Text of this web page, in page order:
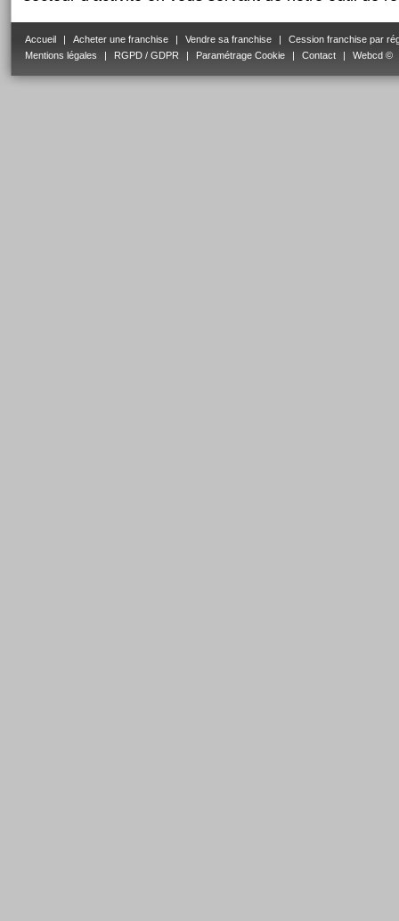
Accueil | Acheter une franchise | Vendre sa franchise |
Cession franchise par
Mentions légales
| RGPD / GDPR | Paramétrage Cookie | Contact | Webcd ©